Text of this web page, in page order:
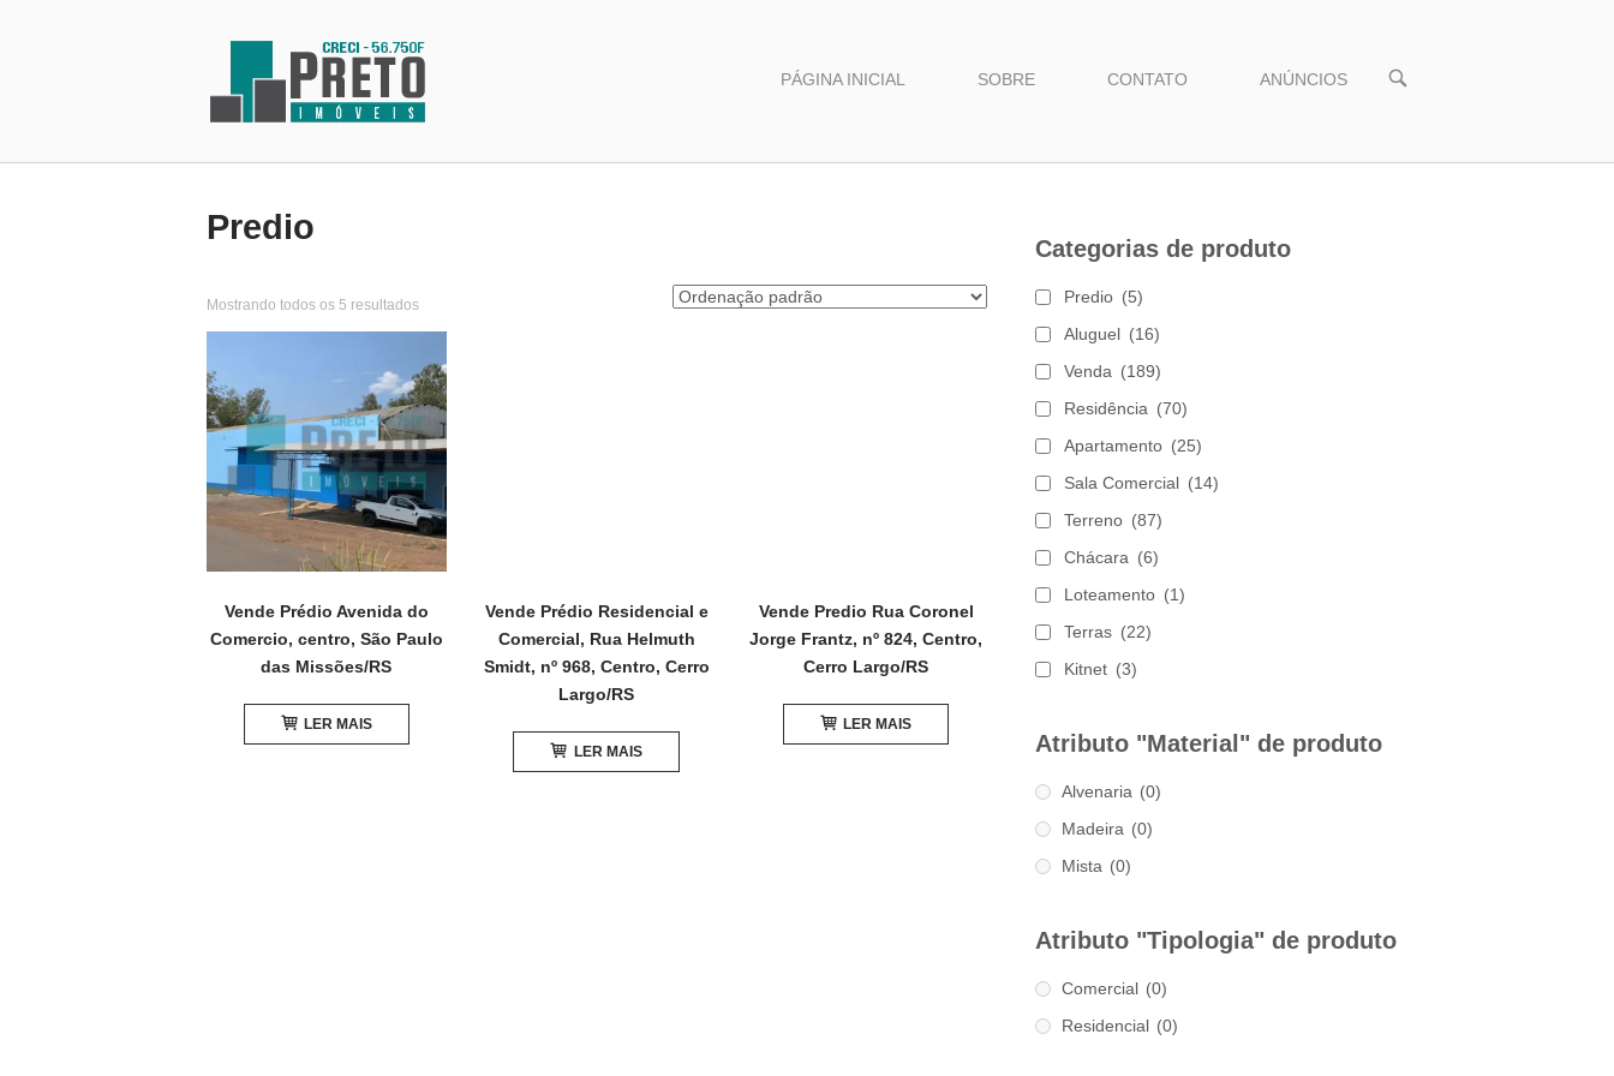
PÁGINA INICIAL SOBRE CONTATO ANÚNCIOS
Predio
Mostrando todos os 5 resultados
Vende Prédio Avenida do
Comercio, centro, São Paulo
das Missões/RS
LER MAIS
Vende Prédio Residencial e
Comercial, Rua Helmuth
Smidt, nº 968, Centro, Cerro
Largo/RS
LER MAIS
Vende Predio Rua Coronel
Jorge Frantz, nº 824, Centro,
Cerro Largo/RS
LER MAIS
Categorias de produto
Predio (5)
Aluguel (16)
Venda (189)
Residência (70)
Apartamento (25)
Sala Comercial (14)
Terreno (87)
Chácara (6)
Loteamento (1)
Terras (22)
Kitnet (3)
Atributo "Material" de produto
Alvenaria (0)
Madeira (0)
Mista (0)
Atributo "Tipologia" de produto
Comercial (0)
Residencial (0)